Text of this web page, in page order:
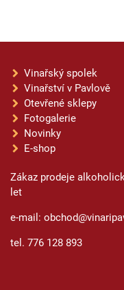
Vinařský spolek
Vinařství v Pavlově
Otevřené sklepy
Fotogalerie
Novinky
E-shop
Zákaz prodeje
let
e-mail:
tel. 776 128 893